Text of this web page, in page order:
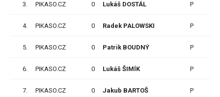
3. PIKASO.CZ 0 Lukáš DOSTÁL P
4. PIKASO.CZ 0 Radek PALOWSKI P
5. PIKASO.CZ 0 Patrik BOUDNÝ P
6. PIKASO.CZ 0 Lukáš ŠIMÍK P
7. PIKASO.CZ 0 Jakub BARTOŠ P